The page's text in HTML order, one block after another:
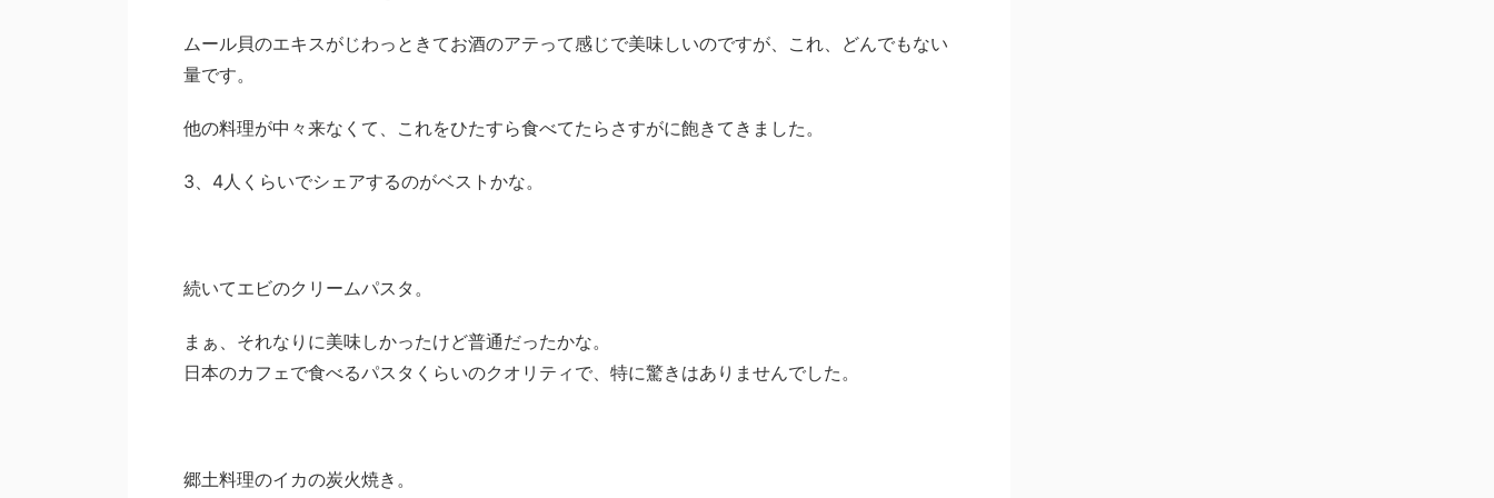
ムール貝のエキスがじわっときてお酒のアテって感じで美味しいのですが、これ、どんでもない
量です。
他の料理が中々来なくて、これをひたすら食べてたらさすがに飽きてきました。
3、4人くらいでシェアするのがベストかな。
続いてエビのクリームパスタ。
まぁ、それなりに美味しかったけど普通だったかな。
日本のカフェで食べるパスタくらいのクオリティで、特に驚きはありませんでした。
郷土料理のイカの炭火焼き。